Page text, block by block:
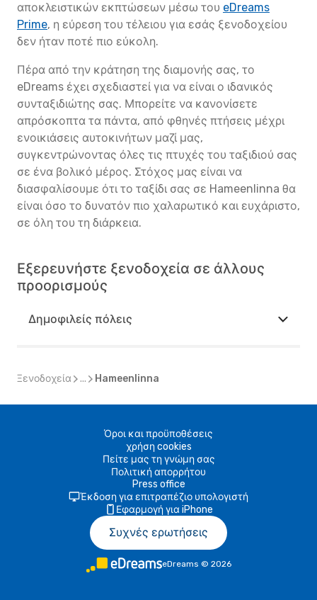
αποκλειστικών εκπτώσεων μέσω του eDreams
Prime, η εύρεση του τέλειου για εσάς ξενοδοχείου
δεν ήταν ποτέ πιο εύκολη.
Πέρα από την κράτηση της διαμονής σας, το
eDreams έχει σχεδιαστεί για να είναι ο ιδανικός
συνταξιδιώτης σας. Μπορείτε να κανονίσετε
απρόσκοπτα τα πάντα, από φθηνές πτήσεις μέχρι
ενοικιάσεις αυτοκινήτων μαζί μας,
συγκεντρώνοντας όλες τις πτυχές του ταξιδιού σας
σε ένα βολικό μέρος. Στόχος μας είναι να
διασφαλίσουμε ότι το ταξίδι σας σε Hameenlinna θα
είναι όσο το δυνατόν πιο χαλαρωτικό και ευχάριστο,
σε όλη του τη διάρκεια.
Εξερευνήστε ξενοδοχεία σε άλλους
προορισμούς
Δημοφιλείς πόλεις
Ξενοδοχεία ... Hameenlinna
Όροι και προϋποθέσεις
χρήση cookies
Πείτε μας τη γνώμη σας
Πολιτική απορρήτου
Press office
Έκδοση για επιτραπέζιο υπολογιστή
Εφαρμογή για iPhone
Συχνές ερωτήσεις
eDreams © 2026